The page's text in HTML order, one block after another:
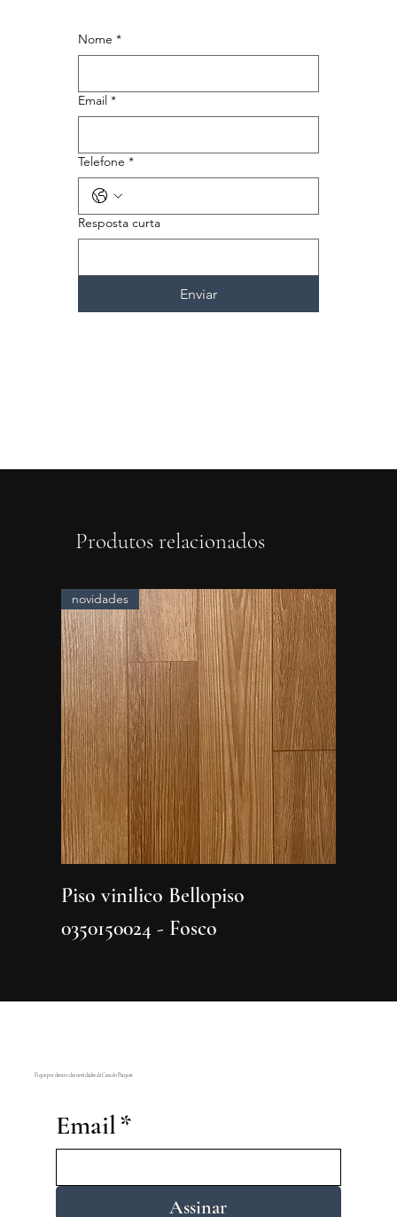
Nome *
Email *
Telefone *
Resposta curta
Enviar
Produtos relacionados
novidades
Piso vinilico Bellopiso
0350150024 - Fosco
Email*
Assinar
Fique por dentro das novidades da Casa do Parquet